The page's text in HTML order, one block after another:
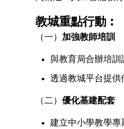
教城重點行動︰
（一） 加強教師培訓
與教育局合辦培
透過教城平台提
（二） 優化基建配套
建立中小學教學專